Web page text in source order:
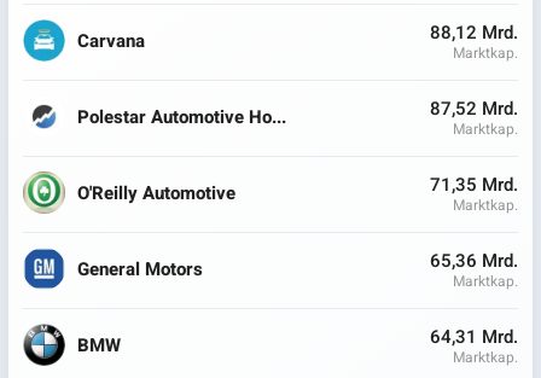
Carvana 88,12 Mrd.
Marktkap.
Polestar Automotive Ho... 87,52 Mrd.
Marktkap.
O'Reilly Automotive 71,35 Mrd.
Marktkap.
General Motors 65,36 Mrd.
Marktkap.
BMW 64,31 Mrd.
Marktkap.